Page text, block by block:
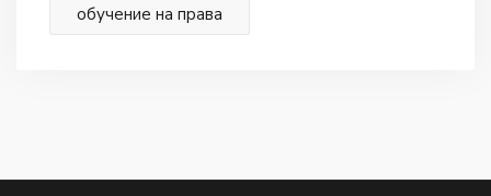
обучение на права